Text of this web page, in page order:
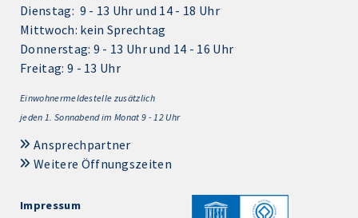
Dienstag: 9 - 13 Uhr und 14 - 18 Uhr
Mittwoch: kein Sprechtag
Donnerstag: 9 - 13 Uhr und 14 - 16 Uhr
Freitag: 9 - 13 Uhr
Einwohnermeldestelle zusätzlich
jeden 1. Sonnabend im Monat 9 - 12 Uhr
Ansprechpartner
Weitere Öffnungszeiten
Impressum